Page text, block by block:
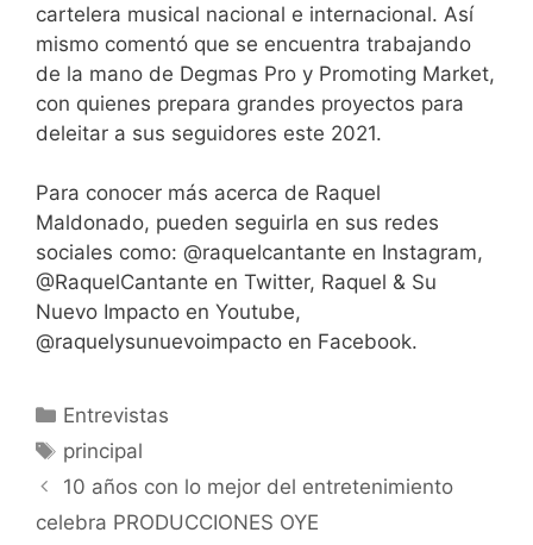
cartelera musical nacional e internacional. Así
mismo comentó que se encuentra trabajando
de la mano de Degmas Pro y Promoting Market,
con quienes prepara grandes proyectos para
deleitar a sus seguidores este 2021.
Para conocer más acerca de Raquel
Maldonado, pueden seguirla en sus redes
sociales como: @raquelcantante en Instagram,
@RaquelCantante en Twitter, Raquel & Su
Nuevo Impacto en Youtube,
@raquelysunuevoimpacto en Facebook.
Entrevistas
principal
10 años con lo mejor del entretenimiento
celebra PRODUCCIONES OYE